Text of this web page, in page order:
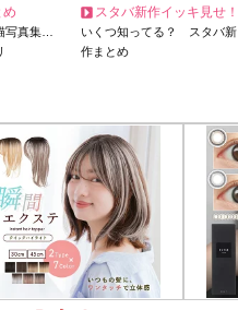
め
写真集…
スタバ新作イッキ見せ！
いくつ知ってる？ スタバ新
作まとめ